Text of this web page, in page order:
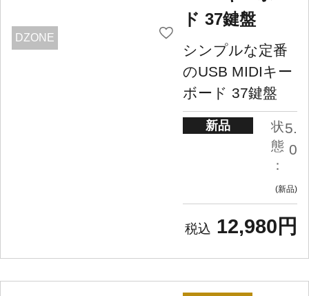
DZONE
ド 37鍵盤
シンプルな定番
のUSB MIDIキー
ボード 37鍵盤
新品
状
態
：
5.
0
新品
12,980円